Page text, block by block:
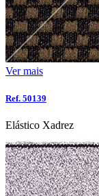
Ver mais
Ref. 50139
Elástico Xadrez